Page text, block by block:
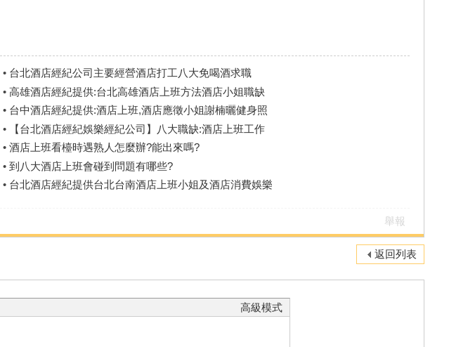
• 台北酒店經紀公司主要經營酒店打工八大免喝酒求職
• 高雄酒店經紀提供:台北高雄酒店上班方法酒店小姐職缺
• 台中酒店經紀提供:酒店上班,酒店應徵小姐謝楠曬健身照
•
【台北酒店經紀娛樂經紀公司】八大職缺:酒店上班工作
• 酒店上班看檯時遇熟人怎麼辦?能出來嗎?
• 到八大酒店上班會碰到問題有哪些?
• 台北酒店經紀提供台北台南酒店上班小姐及酒店消費娛樂
舉報
返回列表
高級模式